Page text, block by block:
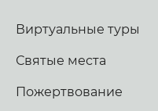
Виртуальные туры
Святые места
Пожертвование